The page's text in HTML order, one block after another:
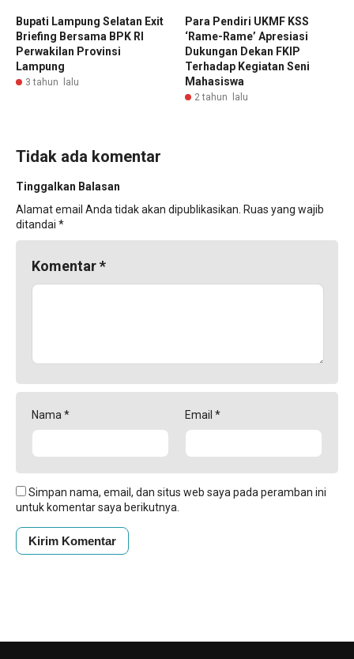
Bupati Lampung Selatan Exit
Briefing Bersama BPK RI
Perwakilan Provinsi
Lampung
3 tahun lalu
Para Pendiri UKMF KSS
‘Rame-Rame’ Apresiasi
Dukungan Dekan FKIP
Terhadap Kegiatan Seni
Mahasiswa
2 tahun lalu
Tidak ada komentar
Tinggalkan Balasan
Alamat email Anda tidak akan dipublikasikan. Ruas yang wajib
ditandai *
Komentar*
Nama * Email *
Simpan nama, email, dan situs web saya pada peramban ini
untuk komentar saya berikutnya.